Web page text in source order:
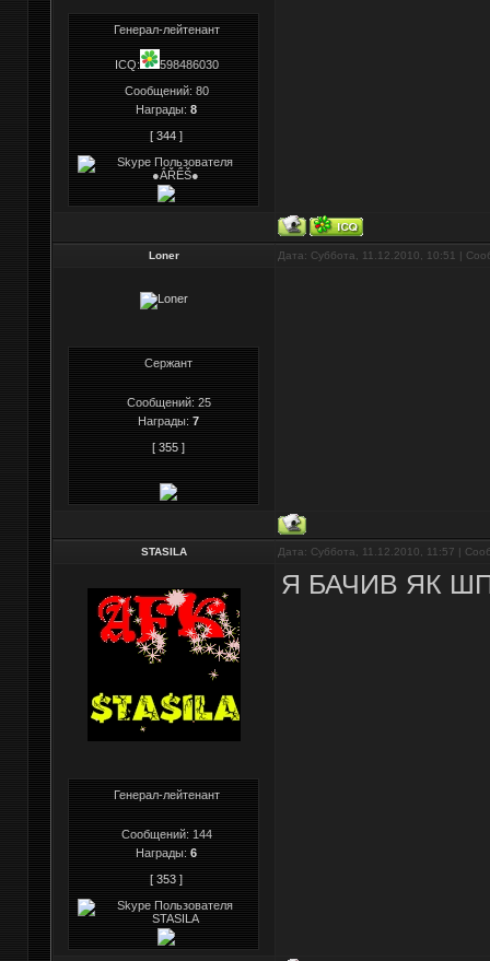
Генерал-лейтенант
ICQ:
598486030
Сообщений: 80
Награды: 8
[ 344 ]
Loner Дата: Суббота, 11.12.2010, 10:51 |
Сержант
Сообщений: 25
Награды: 7
[ 355 ]
STASILA Дата: Суббота, 11.12.2010, 11:57 |
Генерал-лейтенант
Сообщений: 144
Награды: 6
[ 353 ]
Я БАЧИВ ЯК